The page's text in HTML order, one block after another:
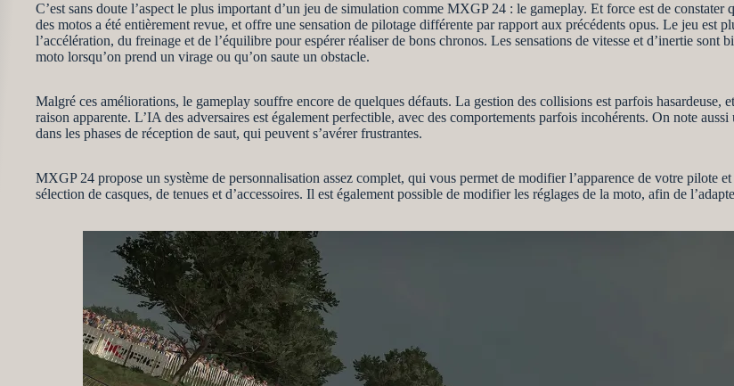
C’est sans doute l’aspect le plus important d’un jeu de simulation comme MXGP 24 : le gameplay. Et force est de
des motos a été entièrement revue, et offre une sensation de pilotage différente par rapport aux précédents opus. Le jeu est
l’accélération, du freinage et de l’équilibre pour espérer réaliser de bons chronos. Les sensations de vitesse et d’inertie sont
moto lorsqu’on prend un virage ou qu’on saute un obstacle.
Malgré ces améliorations, le gameplay souffre encore de quelques défauts. La gestion des collisions est parfois hasardeuse,
raison apparente. L’IA des adversaires est également perfectible, avec des comportements parfois incohérents. On note
dans les phases de réception de saut, qui peuvent s’avérer frustrantes.
MXGP 24 propose un système de personnalisation assez complet, qui vous permet de modifier l’apparence de votre pilote
sélection de casques, de tenues et d’accessoires. Il est également possible de modifier les réglages de la moto, afin de